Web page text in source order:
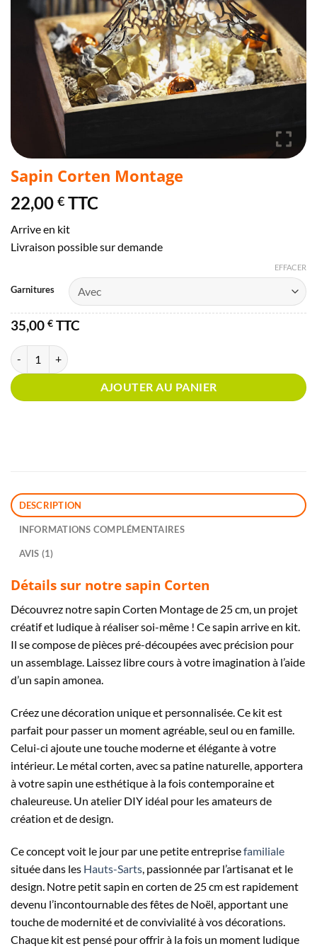
Sapin Corten Montage
22,00 € TTC
Arrive en kit
Livraison possible sur demande
Garnitures
EFFACER
35,00 € TTC
quantité de Sapin Corten Montage
AJOUTER AU PANIER
DESCRIPTION
INFORMATIONS COMPLÉMENTAIRES
AVIS (1)
Détails sur notre sapin Corten
Découvrez notre sapin Corten Montage de 25 cm, un projet
créatif et ludique à réaliser soi-même ! Ce sapin arrive en kit.
Il se compose de pièces pré-découpées avec précision pour
un assemblage. Laissez libre cours à votre imagination à l’aide
d’un sapin amonea.
Créez une décoration unique et personnalisée. Ce kit est
parfait pour passer un moment agréable, seul ou en famille.
Celui-ci ajoute une touche moderne et élégante à votre
intérieur. Le métal corten, avec sa patine naturelle, apportera
à votre sapin une esthétique à la fois contemporaine et
chaleureuse. Un atelier DIY idéal pour les amateurs de
création et de design.
Ce concept voit le jour par une petite entreprisefamiliale
située dans les Hauts-Sarts, passionnée par l’artisanat et le
design. Notre petit sapin en corten de 25 cm est rapidement
devenu l’incontournable des fêtes de Noël, apportant une
touche de modernité et de convivialité à vos décorations.
Chaque kit est pensé pour offrir à la fois un moment ludique